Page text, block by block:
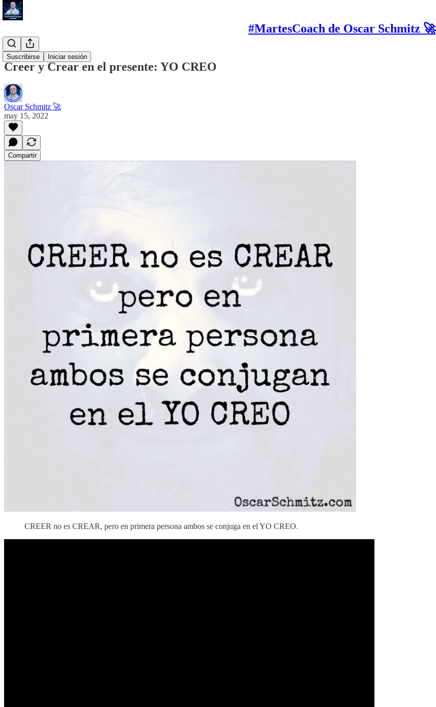
#MartesCoach de Oscar Schmitz 🚀
Suscribirse Iniciar sesión
#Proposito
Creer y Crear en el presente: YO CREO
Oscar Schmitz 🚀
may 15, 2022
Compartir
CREER no es CREAR, pero en primera persona ambos se conjuga en el YO CREO.